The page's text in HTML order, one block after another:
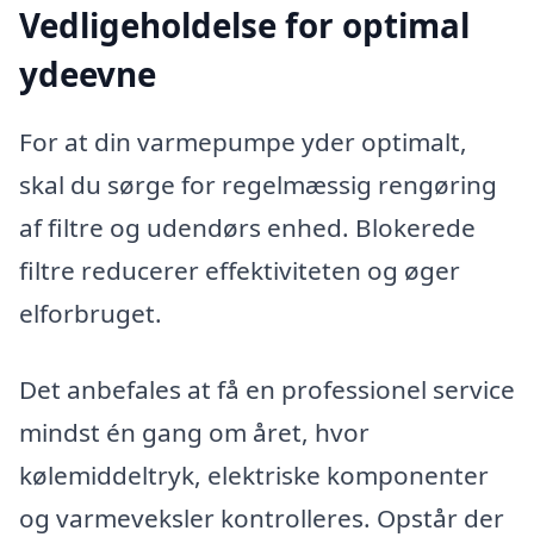
Vedligeholdelse for optimal
ydeevne
For at din varmepumpe yder optimalt,
skal du sørge for regelmæssig rengøring
af filtre og udendørs enhed. Blokerede
filtre reducerer effektiviteten og øger
elforbruget.
Det anbefales at få en professionel service
mindst én gang om året, hvor
kølemiddeltryk, elektriske komponenter
og varmeveksler kontrolleres. Opstår der